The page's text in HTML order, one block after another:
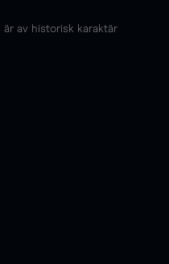
av historisk karaktär